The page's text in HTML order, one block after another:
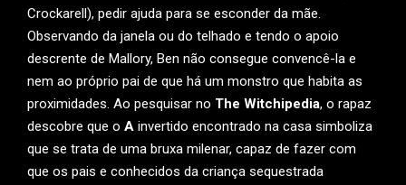
Crockarell), pedir ajuda para se esconder da mãe.
Observando da janela ou do telhado e tendo o apoio
descrente de Mallory, Ben não consegue convencê-la e
nem ao próprio pai de que há um monstro que habita as
proximidades. Ao pesquisar no The Witchipedia, o rapaz
descobre que o A invertido encontrado na casa simboliza
que se trata de uma bruxa milenar, capaz de fazer com
que os pais e conhecidos da criança sequestrada